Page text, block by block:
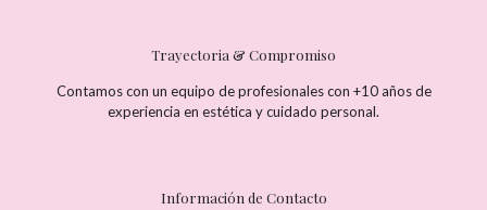
Trayectoria & Compromiso
Contamos con un equipo de profesionales con +10 años de
experiencia en estética y cuidado personal.
Información de Contacto